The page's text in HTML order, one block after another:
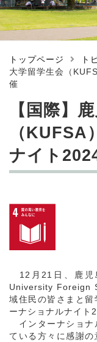
トップページ ト
大学留学生会（
催
【国際】
（KUFSA
ナイト
12月21日、鹿児
University Foreign
域住民の皆さまと留
ーナショナルナイト
インターナショナ
ている方々に感謝